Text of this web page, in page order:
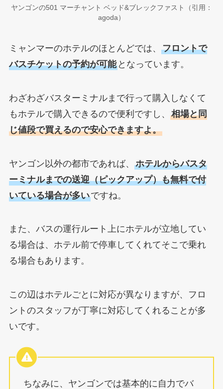
ヤンゴンの501 マーチャント ベッド&ブレックファスト（引用：
agoda）
ミャンマーのホテルのほとんどでは、 フロントで
バスチケットの予約が可能となっています。
わざわざバスターミナルまで行って購入しなくて
もホテルで購入できるので便利ですし、 相場と同
じ値段で買えるので安心できますよ。
ヤンゴン以外の都市であれば、 ホテルからバスタ
ーミナルまでの送迎（ピックアップ）も無料で付
いている場合が多いですね。
また、バスの運行ルート上にホテルが立地してい
る場合は、ホテル前で停車してくれてそこで乗れ
る場合もあります。
この辺はホテルごとに対応が異なりますが、フロ
ントのスタッフが丁寧に対応してくれることが多
いです。
ちなみに、ヤンゴンでは基本的に自力でバ